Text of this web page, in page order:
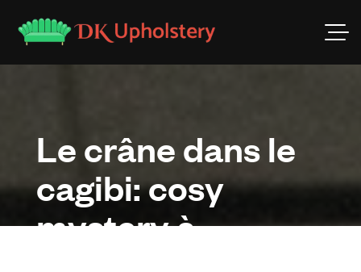
Le crâne dans le
cagibi: cosy
mystery à